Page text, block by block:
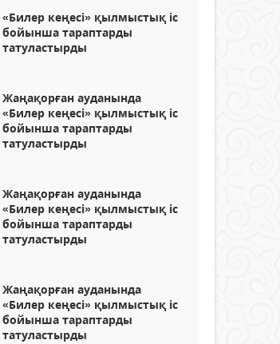
«Билер кеңесі» қылмыстық іс
бойынша тараптарды
татуластырды
Жаңақорған ауданында
«Билер кеңесі» қылмыстық іс
бойынша тараптарды
татуластырды
Жаңақорған ауданында
«Билер кеңесі» қылмыстық іс
бойынша тараптарды
татуластырды
Жаңақорған ауданында
«Билер кеңесі» қылмыстық іс
бойынша тараптарды
татуластырды